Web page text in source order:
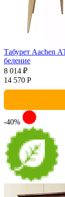
Табурет Aachen
беление
8 014 ₽
14 570 Р
-40%